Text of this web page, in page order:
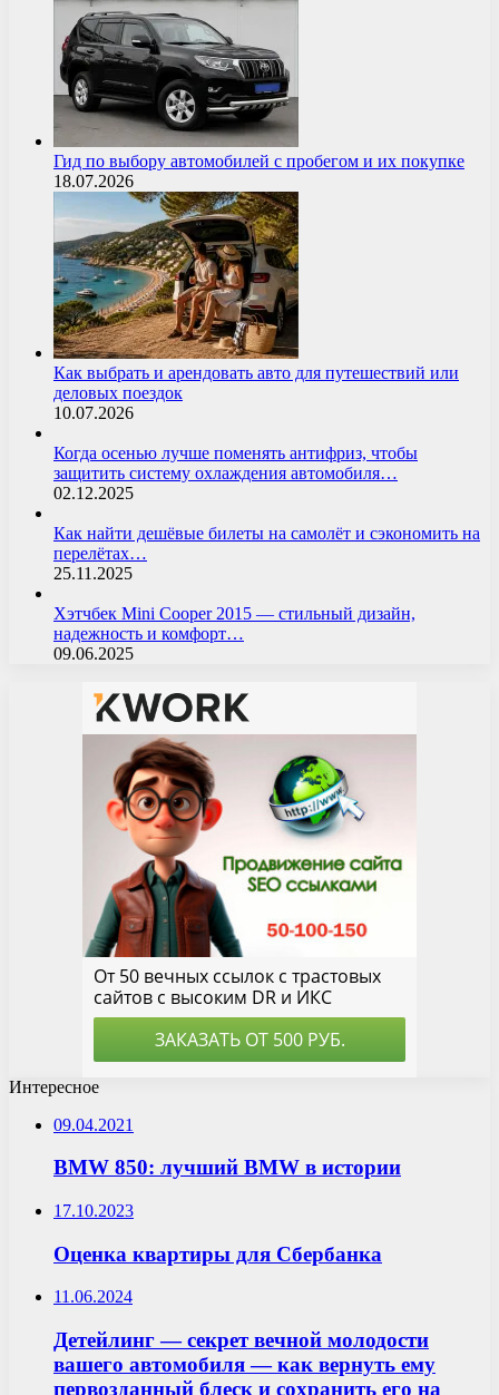
Гид по выбору автомобилей с пробегом и их покупке
18.07.2026
Как выбрать и арендовать авто для путешествий или
деловых поездок
10.07.2026
Когда осенью лучше поменять антифриз, чтобы
защитить систему охлаждения автомобиля…
02.12.2025
Как найти дешёвые билеты на самолёт и сэкономить на
перелётах…
25.11.2025
Хэтчбек Mini Cooper 2015 — стильный дизайн,
надежность и комфорт…
09.06.2025
Интересное
09.04.2021
BMW 850: лучший BMW в истории
17.10.2023
Оценка квартиры для Сбербанка
11.06.2024
Детейлинг — секрет вечной молодости
вашего автомобиля — как вернуть ему
первозданный блеск и сохранить его на